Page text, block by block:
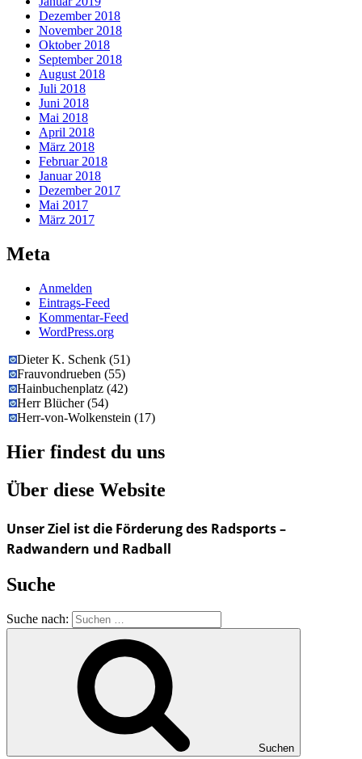
Dezember 2018
November 2018
Oktober 2018
September 2018
August 2018
Juli 2018
Juni 2018
Mai 2018
April 2018
März 2018
Februar 2018
Januar 2018
Dezember 2017
Mai 2017
März 2017
Meta
Anmelden
Eintrags-Feed
Kommentar-Feed
WordPress.org
Dieter K. Schenk(51)
Frauvondrueben(55)
Hainbuchenplatz(42)
Herr Blücher(54)
Herr-von-Wolkenstein(17)
Hier findest du uns
Über diese Website
Unser Ziel ist die Förderung des Radsports –
Radwandern und Radball
Suche
Suche nach:
Suchen